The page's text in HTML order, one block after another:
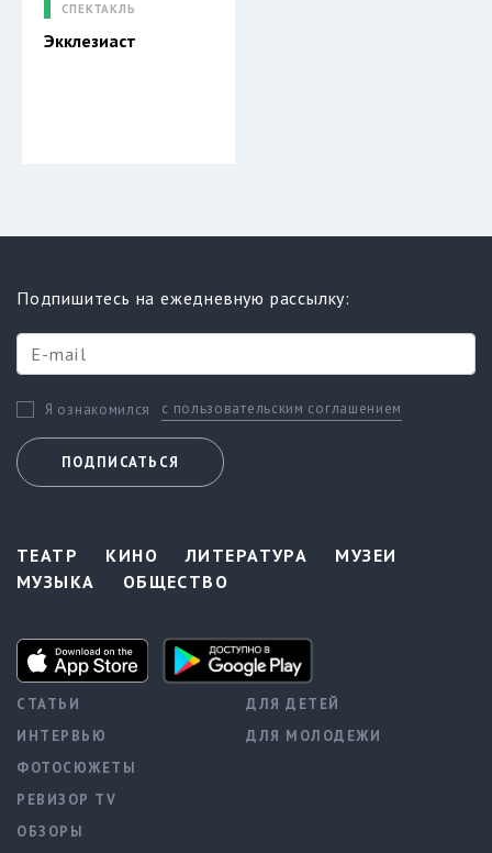
СПЕКТАКЛЬ
Экклезиаст
Подпишитесь на ежедневную рассылку:
Я ознакомился с пользовательским соглашением
ПОДПИСАТЬСЯ
ТЕАТР КИНО ЛИТЕРАТУРА
МУЗЕИ
МУЗЫКА
ОБЩЕСТВО
СТАТЬИ
ИНТЕРВЬЮ
ФОТОСЮЖЕТЫ
РЕВИЗОР TV
ОБЗОРЫ
ДЛЯ ДЕТЕЙ
ДЛЯ МОЛОДЕЖИ